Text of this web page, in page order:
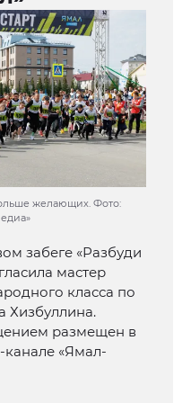
желающих. Фото:
забеге «Разбуди
мастер
класса по
Хизбуллина.
размещен в
«Ямал-